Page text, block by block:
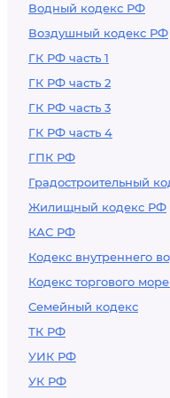
Водный кодекс РФ
Воздушный кодекс РФ
ГК РФ часть 1
ГК РФ часть 2
ГК РФ часть 3
ГК РФ часть 4
ГПК РФ
Градостроительный
Жилищный кодекс РФ
КАС РФ
Кодекс внутреннего
Кодекс торгового
Семейный кодекс
ТК РФ
УИК РФ
УК РФ
Верховного Суда
Российской
Федерации